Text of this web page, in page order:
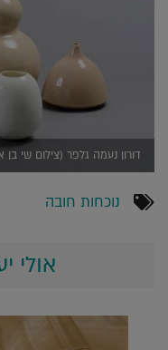
דורון נעמה גלפר (צילום שי בן
נוכחות חובה
אולי